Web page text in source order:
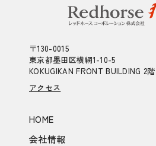
〒130-0015
東京都墨田区横網1-10-5
KOKUGIKAN FRONT BUILDING 2階
アクセス
HOME
会社情報